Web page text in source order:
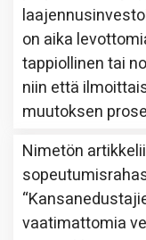
on aika
tappiollinen tai
niin että
muutoksen
Nimetön
“
vaatimattomia